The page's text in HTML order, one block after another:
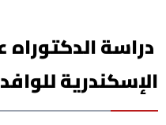
دراسة
الإسكندرية